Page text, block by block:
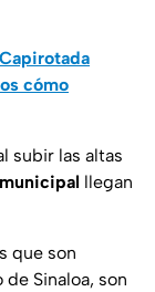
cómo
subir las altas
llegan
que son
Sinaloa, son